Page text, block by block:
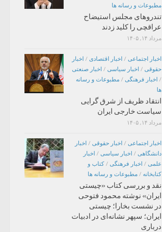
مطبوعات و رسانه ها
تندروهای مجلس استیضاح
عراقچی را کلید زدند
مرداد ۱۴, ۱۴۰۵
اخبار اجتماعی / اخبار اقتصادی / اخبار
حقوقی / اخبار سیاسی / اخبار صنعتی
/ اخبار فرهنگی / مطبوعات و رسانه
ها
انتقاد ظریف از شرق گرایی
سیاست خارجی ایران
مرداد ۱۴, ۱۴۰۵
اخبار اجتماعی / اخبار حقوقی / اخبار
دانشگاهی / اخبار سیاسی / اخبار
علمی / اخبار فرهنگی / کتاب و
کتابخانه / مطبوعات و رسانه ها
نقد و بررسی کتاب «چیستی
ایران» نوشته محمود فتوحی
در نشست بخارا؛ چیستی
ایران؛ سپهر نشانه‌ای در ادبیات
درباری